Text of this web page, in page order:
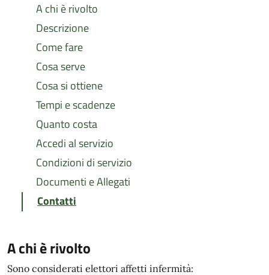
A chi è rivolto
Descrizione
Come fare
Cosa serve
Cosa si ottiene
Tempi e scadenze
Quanto costa
Accedi al servizio
Condizioni di servizio
Documenti e Allegati
Contatti
A chi è rivolto
Sono considerati elettori affetti infermità: